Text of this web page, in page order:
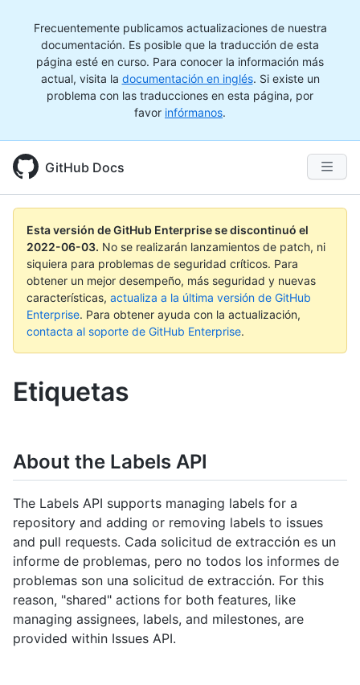
Frecuentemente publicamos actualizaciones de nuestra
documentación. Es posible que la traducción de esta
página esté en curso. Para conocer la información más
actual, visita la documentación en inglés. Si existe un
problema con las traducciones en esta página, por
favor infórmanos.
GitHub Docs
Esta versión de GitHub Enterprise se discontinuó el
2022-06-03. No se realizarán lanzamientos de patch, ni
siquiera para problemas de seguridad críticos. Para
obtener un mejor desempeño, más seguridad y nuevas
características, actualiza a la última versión de GitHub
Enterprise. Para obtener ayuda con la actualización,
contacta al soporte de GitHub Enterprise.
Etiquetas
About the Labels API
The Labels API supports managing labels for a
repository and adding or removing labels to issues
and pull requests. Cada solicitud de extracción es un
informe de problemas, pero no todos los informes de
problemas son una solicitud de extracción. For this
reason, "shared" actions for both features, like
managing assignees, labels, and milestones, are
provided within Issues API.